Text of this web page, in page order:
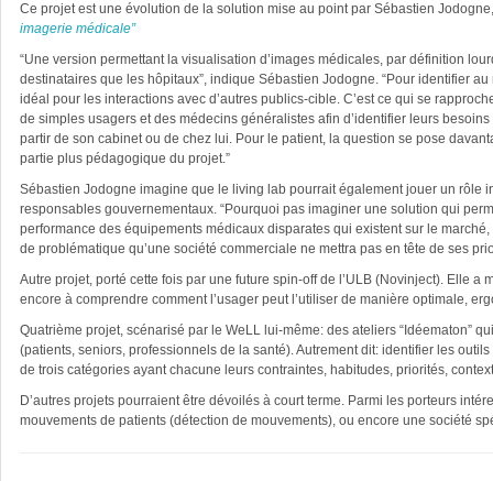
Ce projet est une évolution de la solution mise au point par Sébastien
imagerie médicale”
“Une version permettant la visualisation d’images médicales, par définition
destinataires que les hôpitaux”, indique Sébastien Jodogne. “Pour identifier
idéal pour les interactions avec d’autres publics-cible. C’est ce qui se
de simples usagers et des médecins généralistes afin d’identifier leurs
partir de son cabinet ou de chez lui. Pour le patient, la question se pose
partie plus pédagogique du projet.”
Sébastien Jodogne imagine que le living lab pourrait également jouer un rôle
responsables gouvernementaux. “Pourquoi pas imaginer une solution qui
performance des équipements médicaux disparates qui existent sur le
de problématique qu’une société commerciale ne mettra pas en tête de ses
Autre projet, porté cette fois par une future spin-off de l’ULB (Novinject). Elle
encore à comprendre comment l’usager peut l’utiliser de manière optimale,
Quatrième projet, scénarisé par le WeLL lui-même: des ateliers “Idéematon”
(patients, seniors, professionnels de la santé). Autrement dit: identifier les
de trois catégories ayant chacune leurs contraintes, habitudes, priorités,
D’autres projets pourraient être dévoilés à court terme. Parmi les porteurs
mouvements de patients (détection de mouvements), ou encore une société